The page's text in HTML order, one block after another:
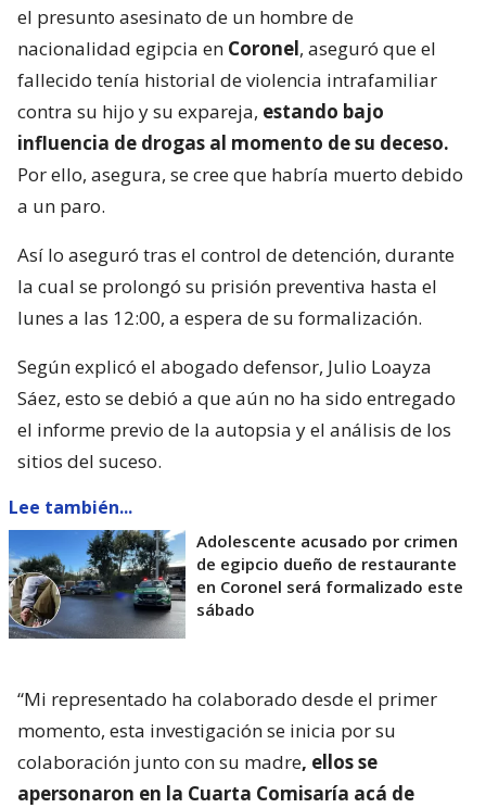
el presunto asesinato de un hombre de
nacionalidad egipcia en Coronel, aseguró que el
fallecido tenía historial de violencia intrafamiliar
contra su hijo y su expareja, estando bajo
influencia de drogas al momento de su deceso.
Por ello, asegura, se cree que habría muerto debido
a un paro.
Así lo aseguró tras el control de detención, durante
la cual se prolongó su prisión preventiva hasta el
lunes a las 12:00, a espera de su formalización.
Según explicó el abogado defensor, Julio Loayza
Sáez, esto se debió a que aún no ha sido entregado
el informe previo de la autopsia y el análisis de los
sitios del suceso.
Lee también...
Adolescente acusado por crimen
de egipcio dueño de restaurante
en Coronel será formalizado este
sábado
“Mi representado ha colaborado desde el primer
momento, esta investigación se inicia por su
colaboración junto con su madre, ellos se
apersonaron en la Cuarta Comisaría acá de